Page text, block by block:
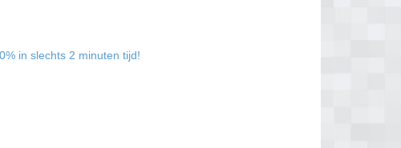
in slechts 2 minuten tijd!